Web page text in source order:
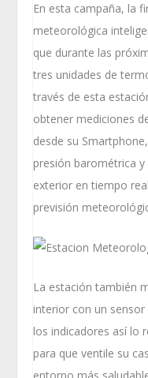
En esta campaña, la
meteorológica
que durante las
tres unidades de
través de esta
obtener mediciones
desde su
presión barométrica
exterior en tiempo
previsión
La estación también
interior con un sensor
los indicadores así lo
para que ventile su